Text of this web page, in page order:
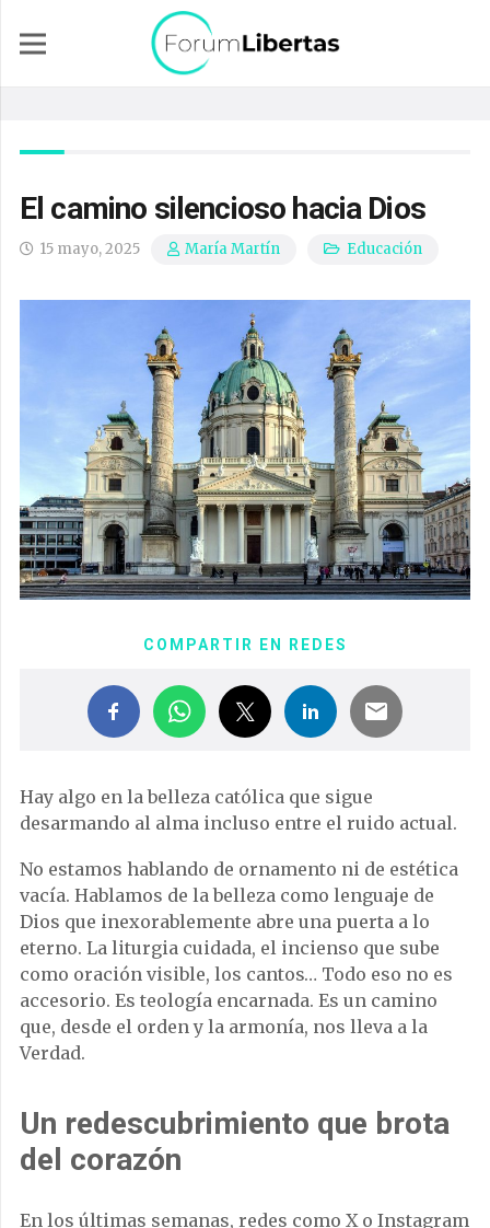
El camino silencioso hacia Dios
15 mayo, 2025 María Martín Educación
COMPARTIR EN REDES
Hay algo en la belleza católica que sigue
desarmando al alma incluso entre el ruido actual.
No estamos hablando de ornamento ni de estética
vacía. Hablamos de la belleza como lenguaje de
Dios que inexorablemente abre una puerta a lo
eterno. La liturgia cuidada, el incienso que sube
como oración visible, los cantos… Todo eso no es
accesorio. Es teología encarnada. Es un camino
que, desde el orden y la armonía, nos lleva a la
Verdad.
Un redescubrimiento que brota
del corazón
En los últimas semanas, redes como X o Instagram